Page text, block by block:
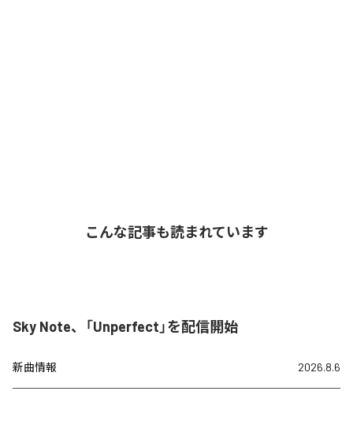
こんな記事も読まれています
Sky Note、「Unperfect」を配信開始
新曲情報 2026.8.6